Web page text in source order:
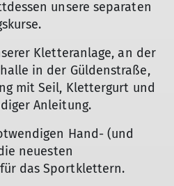
unsere separaten
Kletteranlage, an der
in der Güldenstraße,
mit Seil, Klettergurt und
Anleitung.
Hand- (und
neuesten
das Sportklettern.